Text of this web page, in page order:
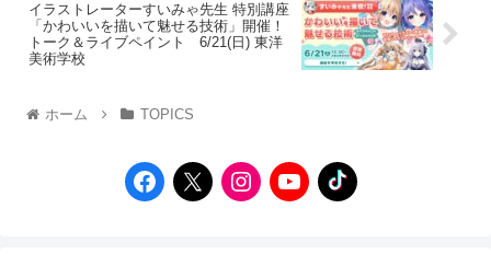
イラストレーターすいみゃ先生 特別講座
「かわいいを描いて魅せる技術」開催！
トーク＆ライブペイント 6/21(日) 東洋
美術学校
ホーム TOPICS